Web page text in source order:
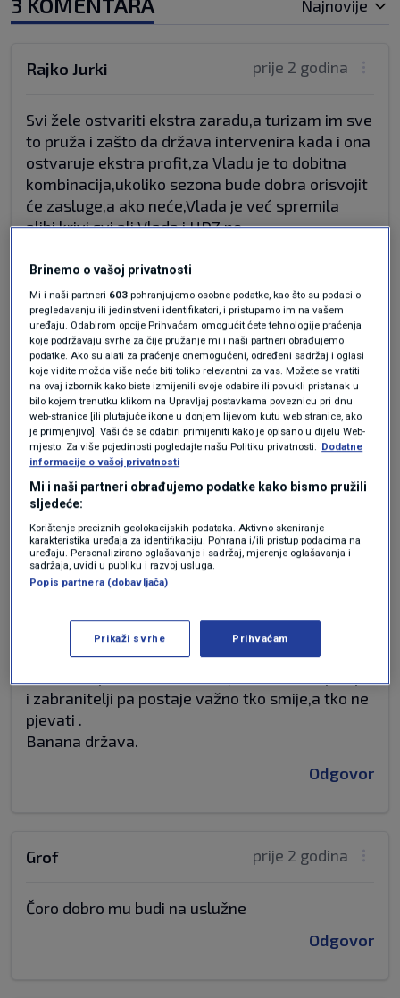
Najnovije
prije 2 godina
Rajko Jurki
Svi žele ostvariti ekstra zaradu,a turizam im sve
to pruža i zašto da država intervenira kada i ona
ostvaruje ekstra profit,za Vladu je to dobitna
kombinacija,ukoliko sezona bude dobra orisvojit
će zasluge,a ako neće,Vlada je već spremila
alibi,krivi svi,ali Vlada i HDZ ne.
nam se u glavu i neka,ne žalim više nikoga,a na
kuknjavu treba reći"imamo tržišnu
ekonomiju",pecite doma kruh i kiflice,namačite
noge u lavoru.
Dok je turizma i novaca iz EU fondova,dobro
je,ali što kada podbaci jedno ili drugo?
HDZ se,koje li ironije,hvali da su ,upravo oni
,zaslužni pto dobivamo ogromna sredstva iz EU
fondova,ali ne govire da je to zato što smo
suritinjs i da HDZ je "zaslužan" što smo EU
sirotinja,svi nas pretekli,iza nas samo Bugarska.
Gdje su naše straregije?
Što s
industrijom,energetikom,poljoprivredom,što sa
šumama i vodom,što s održivim razvojem,što s
demografijom,što sa ciljanim uvozom radne
Glavno da su tu ustaše i partizani,ta vječna
tema za skretanje pažnje s važnih stvari,oostaje
i zabranitelji pa postaje važno tko smije,a tko ne
pjevati .
Banana država.
Odgovor
prije 2 godina
Grof
Čoro dobro mu budi na uslužne
Odgovor
Brinemo o vašoj privatnosti
Mi i naši partneri 603 pohranjujemo osobne podatke, kao što su podaci o
pregledavanju ili jedinstveni identifikatori, i pristupamo im na vašem
uređaju. Odabirom opcije Prihvaćam omogućit ćete tehnologije praćenja
koje podržavaju svrhe za čije pružanje mi i naši partneri obrađujemo
podatke. Ako su alati za praćenje onemogućeni, određeni sadržaj i oglasi
koje vidite možda više neće biti toliko relevantni za vas. Možete se vratiti
na ovaj izbornik kako biste izmijenili svoje odabire ili povukli pristanak u
bilo kojem trenutku klikom na Upravljaj postavkama poveznicu pri dnu
web-stranice [ili plutajuće ikone u donjem lijevom kutu web stranice, ako
je primjenjivo]. Vaši će se odabiri primijeniti kako je opisano u dijelu Web-
mjesto. Za više pojedinosti pogledajte našu Politiku privatnosti. Dodatne
informacije o vašoj privatnosti
Mi i naši partneri obrađujemo podatke kako bismo pružili
sljedeće:
Korištenje preciznih geolokacijskih podataka. Aktivno skeniranje
karakteristika uređaja za identifikaciju. Pohrana i/ili pristup podacima na
uređaju. Personalizirano oglašavanje i sadržaj, mjerenje oglašavanja i
sadržaja, uvidi u publiku i razvoj usluga.
Popis partnera (dobavljača)
Prikaži svrhe Prihvaćam